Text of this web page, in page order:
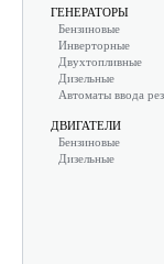
ГЕНЕРАТОРЫ
Бензиновые
Инверторные
Двухтопливные
Дизельные
Автоматы ввода
ДВИГАТЕЛИ
Бензиновые
Дизельные